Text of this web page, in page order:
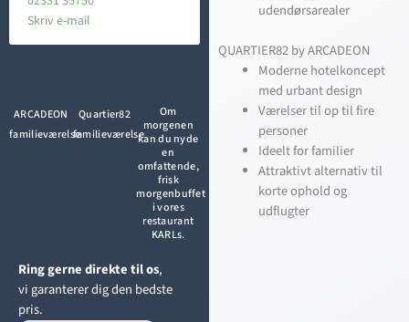
Skriv e-mail
ARCADEON
familieværelse
Quartier82
familieværelse
Om
morgenen
kan du nyde
en
omfattende,
frisk
morgenbuffet
i vores
restaurant
KARLs.
Ring gerne direkte til os,
vi garanterer dig den bedste
pris.
udendørsarealer
QUARTIER82 by ARCADEON
Moderne hotelkoncept
med urbant design
Værelser til op til fire
personer
Ideelt for familier
Attraktivt alternativ til
korte ophold og
udflugter